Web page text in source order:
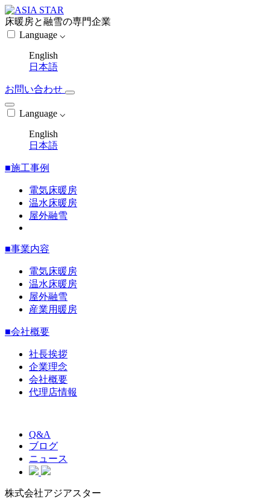
床暖房と融雪の専門企業
Language ⌵
English
日本語
お問い合わせ
Language ⌵
English
日本語
■施工事例
電気床暖房
温水床暖房
屋外融雪
■事業内容
電気床暖房
温水床暖房
屋外融雪
産業用暖房
■会社概要
社長挨拶
企業理念
会社概要
代理店情報
Q&A
ブログ
ニュース
株式会社アジアスター